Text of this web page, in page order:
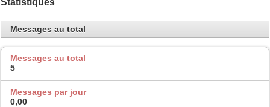
Statistiques
Messages au total
Messages au total
5
Messages par jour
0,00